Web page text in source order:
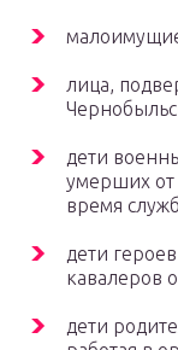
лица,
дети
умерших от
время
дети
кавалеров
дети